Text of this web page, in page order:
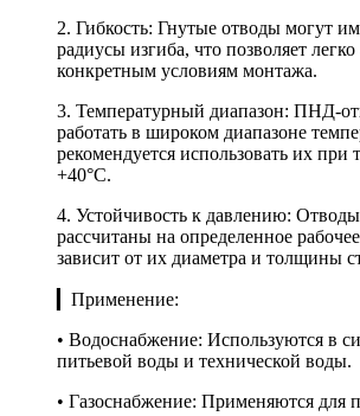
2. Гибкость: Гнутые отводы могут
радиусы изгиба, что позволяет
конкретным условиям монтажа.
3. Температурный диапазон: ПНД-
работать в широком диапазоне
рекомендуется использовать их при
+40°C.
4. Устойчивость к давлению:
рассчитаны на определенное
зависит от их диаметра и толщины
▎Применение:
• Водоснабжение: Используются в
питьевой воды и технической воды.
• Газоснабжение: Применяются для